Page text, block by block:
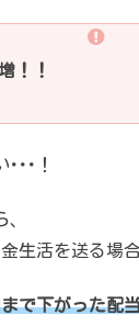
！！
･･！
生活を送る場
で下がった配